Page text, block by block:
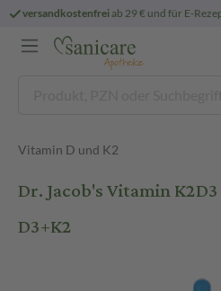
Rezepte
Vitamin D und K2
Dr. Jacob's Vitamin
D3+K2